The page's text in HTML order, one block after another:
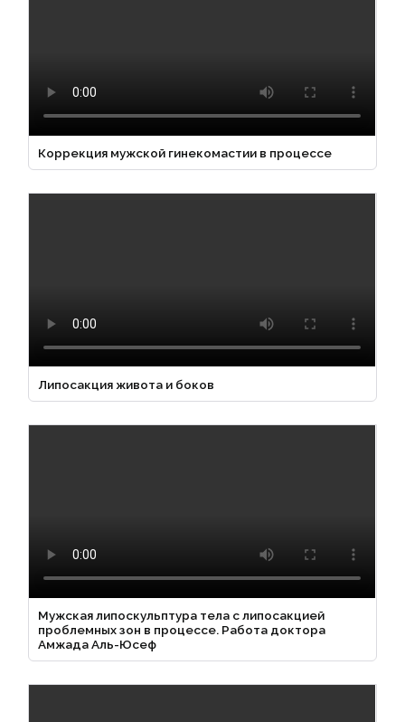
Коррекция мужской гинекомастии в процессе
Липосакция живота и боков
Мужская липоскульптура тела с липосакцией
проблемных зон в процессе. Работа доктора
Амжада Аль-Юсеф